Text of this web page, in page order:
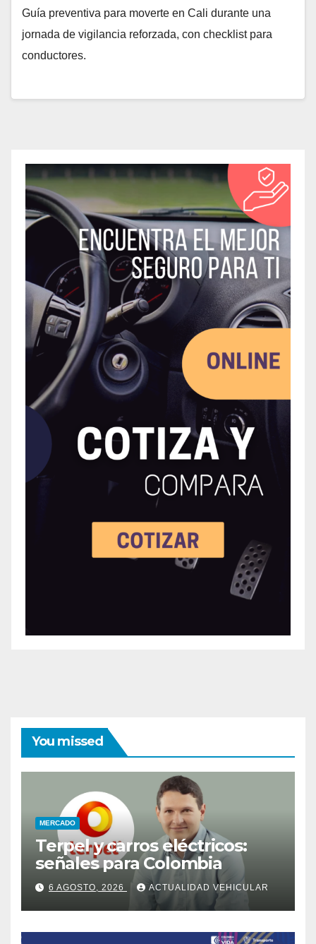
Guía preventiva para moverte en Cali durante una
jornada de vigilancia reforzada, con checklist para
conductores.
You missed
MERCADO
Terpel y carros eléctricos:
señales para Colombia
6 AGOSTO, 2026 ACTUALIDAD VEHICULAR